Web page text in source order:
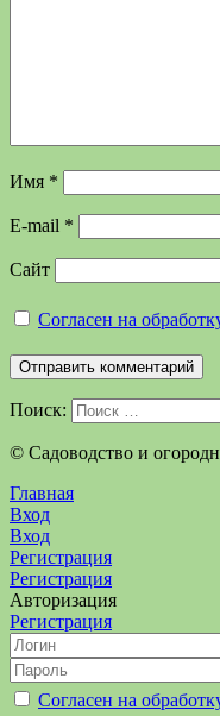
Имя *
E-mail *
Сайт
Согласен на
Поиск:
©️ Садоводство и
Главная
Вход
Вход
Регистрация
Регистрация
Авторизация
Регистрация
Согласен на